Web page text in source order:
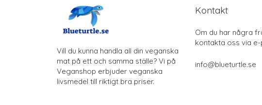
Vill du kunna handla all din veganska
mat på ett och samma ställe? Vi på
Veganshop erbjuder veganska
livsmedel till riktigt bra priser.
Kontakt
Om du har några
kontakta oss via e-
info@blueturtle.se